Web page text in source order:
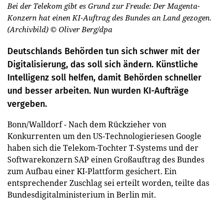
Bei der Telekom gibt es Grund zur Freude: Der Magenta-
Konzern hat einen KI-Auftrag des Bundes an Land gezogen.
(Archivbild) © Oliver Berg/dpa
Deutschlands Behörden tun sich schwer mit der
Digitalisierung, das soll sich ändern. Künstliche
Intelligenz soll helfen, damit Behörden schneller
und besser arbeiten. Nun wurden KI-Aufträge
vergeben.
Bonn/Walldorf - Nach dem Rückzieher von
Konkurrenten um den US-Technologieriesen Google
haben sich die Telekom-Tochter T-Systems und der
Softwarekonzern SAP einen Großauftrag des Bundes
zum Aufbau einer KI-Plattform gesichert. Ein
entsprechender Zuschlag sei erteilt worden, teilte das
Bundesdigitalministerium in Berlin mit.